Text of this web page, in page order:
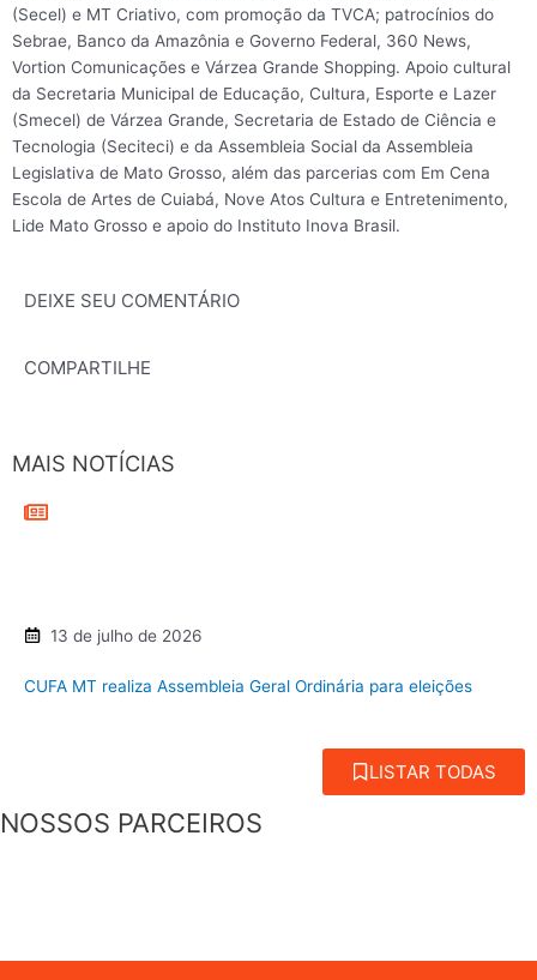
(Secel) e MT Criativo, com promoção da TVCA; patrocínios do
Sebrae, Banco da Amazônia e Governo Federal, 360 News,
Vortion Comunicações e Várzea Grande Shopping. Apoio cultural
da Secretaria Municipal de Educação, Cultura, Esporte e Lazer
(Smecel) de Várzea Grande, Secretaria de Estado de Ciência e
Tecnologia (Seciteci) e da Assembleia Social da Assembleia
Legislativa de Mato Grosso, além das parcerias com Em Cena
Escola de Artes de Cuiabá, Nove Atos Cultura e Entretenimento,
Lide Mato Grosso e apoio do Instituto Inova Brasil.
DEIXE SEU COMENTÁRIO
COMPARTILHE
MAIS NOTÍCIAS
13 de julho de 2026
CUFA MT realiza Assembleia Geral Ordinária para eleições
LISTAR TODAS
NOSSOS PARCEIROS